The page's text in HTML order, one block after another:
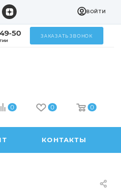
ВОЙТИ
50 ЗАКАЗАТЬ ЗВОНОК
0 0 0
КОНТАКТЫ